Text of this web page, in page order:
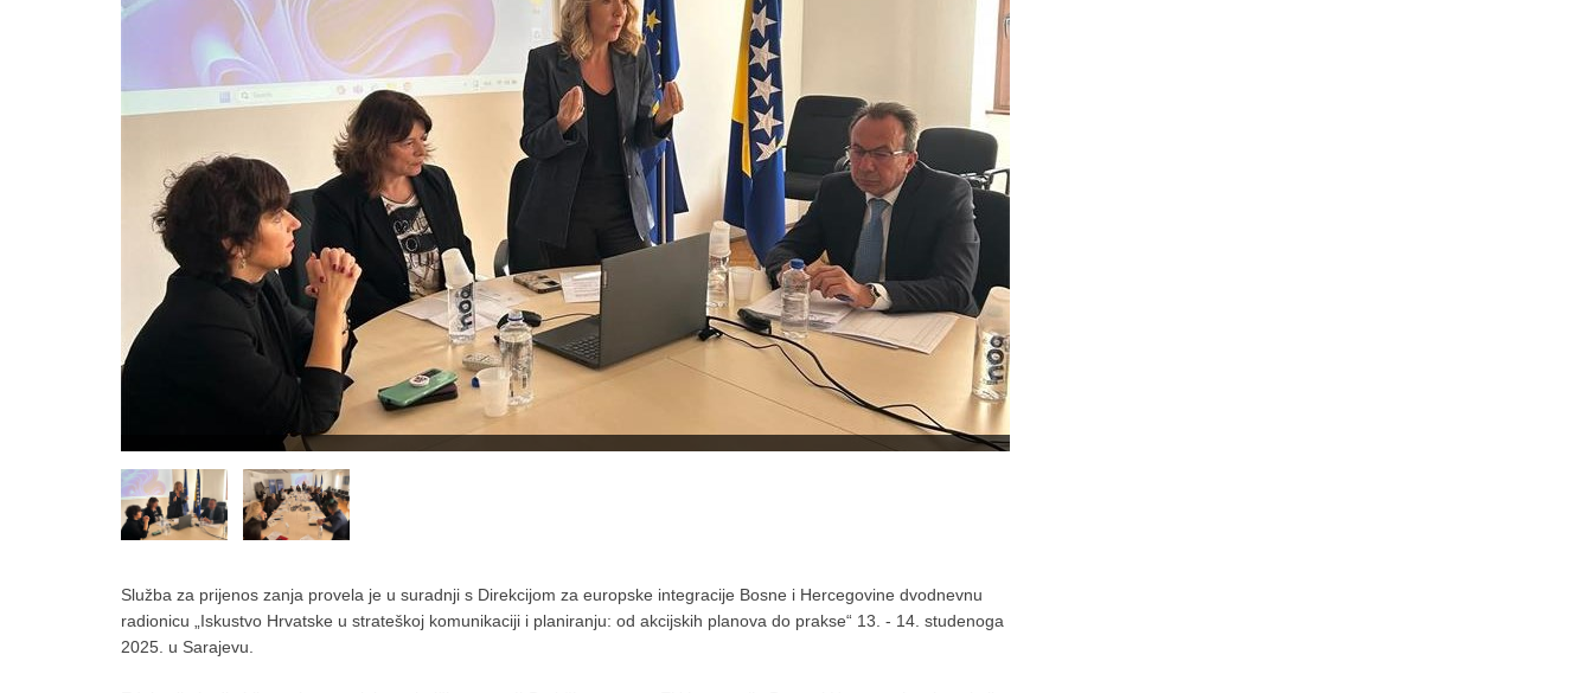
Služba za prijenos zanja provela je u suradnji s Direkcijom za europske integracije Bosne i Hercegovine dvodnevnu
radionicu „Iskustvo Hrvatske u strateškoj komunikaciji i planiranju: od akcijskih planova do prakse“ 13. - 14. studenoga
2025. u Sarajevu.